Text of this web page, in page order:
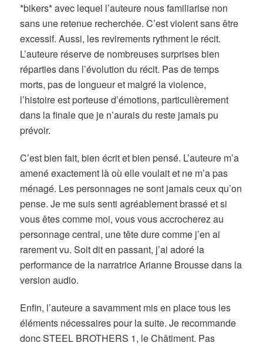
*bikers* avec lequel l’auteure nous familiarise non
sans une retenue recherchée. C’est violent sans être
excessif. Aussi, les revirements rythment le récit.
L’auteure réserve de nombreuses surprises bien
réparties dans l’évolution du récit. Pas de temps
morts, pas de longueur et malgré la violence,
l’histoire est porteuse d’émotions, particulièrement
dans la finale que je n’aurais du reste jamais pu
prévoir.
C’est bien fait, bien écrit et bien pensé. L’auteure m’a
amené exactement là où elle voulait et ne m’a pas
ménagé. Les personnages ne sont jamais ceux qu’on
pense. Je me suis senti agréablement brassé et si
vous êtes comme moi, vous vous accrocherez au
personnage central, une tête dure comme j’en ai
rarement vu. Soit dit en passant, j’ai adoré la
performance de la narratrice Arianne Brousse dans la
version audio.
Enfin, l’auteure a savamment mis en place tous les
éléments nécessaires pour la suite. Je recommande
donc STEEL BROTHERS 1, le Châtiment. Pas